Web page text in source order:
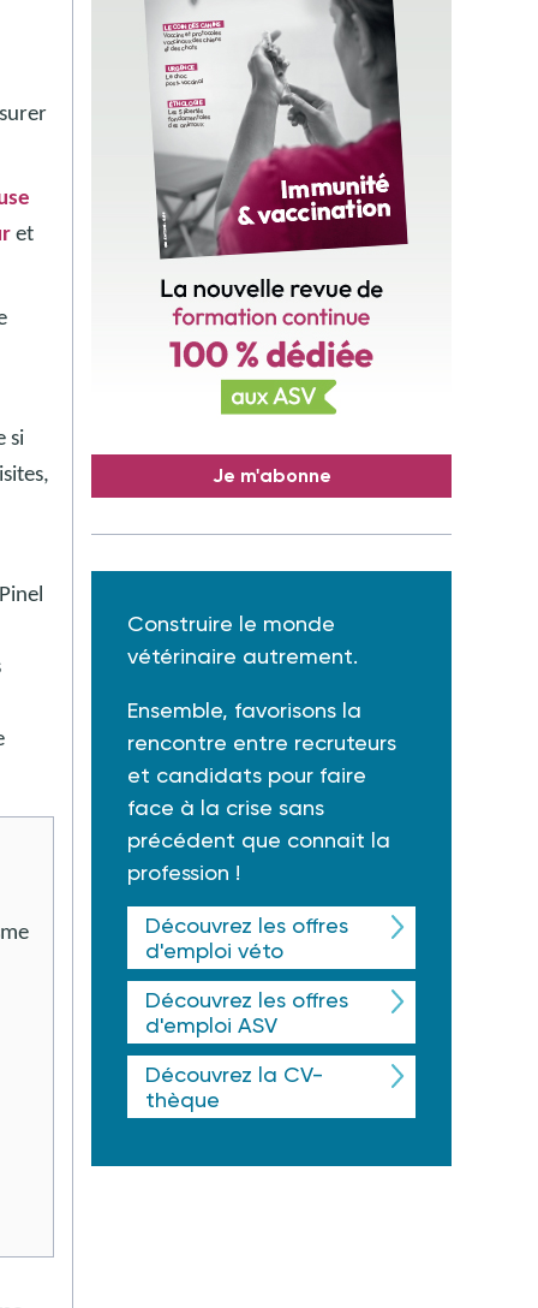
et
si
Je m'abonne
Construire le monde
vétérinaire autrement.
Ensemble, favorisons la
rencontre entre recruteurs
et candidats pour faire
face à la crise sans
précédent que connait la
profession !
Découvrez les offres
d'emploi véto
Découvrez les offres
d'emploi ASV
Découvrez la CV-
thèque